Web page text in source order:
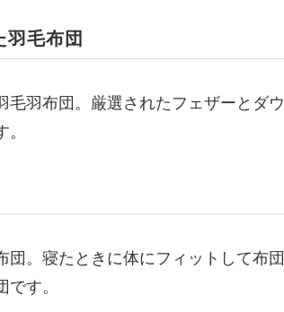
羽毛布団
羽布団。厳選されたフェザーとダ
。寝たときに体にフィットして布
す。